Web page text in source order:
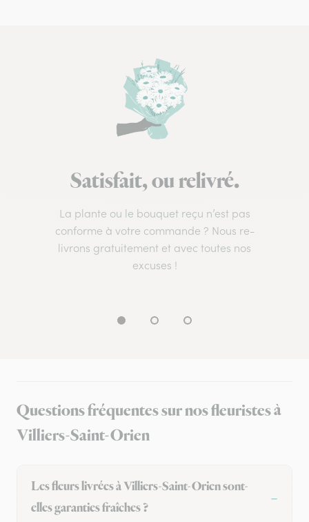
Satisfait, ou relivré.
La plante ou le bouquet reçu n’est pas
conforme à votre commande ? Nous re-
livrons gratuitement et avec toutes nos
excuses !
Questions fréquentes sur nos fleuristes à
Villiers-Saint-Orien
Les fleurs livrées à Villiers-Saint-Orien sont-
elles garanties fraîches ?